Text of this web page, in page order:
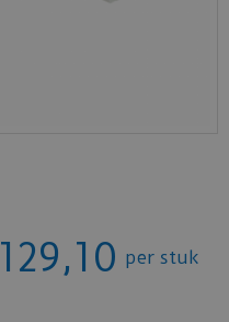
129,10 per stuk